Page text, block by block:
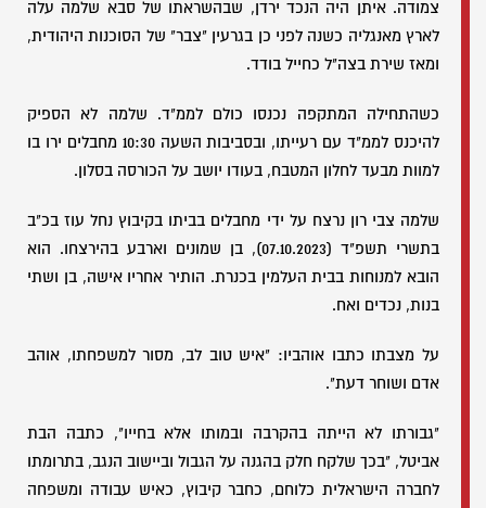
צמודה. איתן היה הנכד ירדן, שבהשראתו של סבא שלמה עלה
לארץ מאנגליה כשנה לפני כן בגרעין "צבר" של הסוכנות היהודית,
ומאז שירת בצה"ל כחייל בודד.
כשהתחילה המתקפה נכנסו כולם לממ"ד. שלמה לא הספיק
להיכנס לממ"ד עם רעייתו, ובסביבות השעה 10:30 מחבלים ירו בו
למוות מבעד לחלון המטבח, בעודו יושב על הכורסה בסלון.
שלמה צבי רון נרצח על ידי מחבלים בביתו בקיבוץ נחל עוז בכ"ב
בתשרי תשפ"ד (07.10.2023), בן שמונים וארבע בהירצחו. הוא
הובא למנוחות בבית העלמין בכנרת. הותיר אחריו אישה, בן ושתי
בנות, נכדים ואח.
על מצבתו כתבו אוהביו: "איש טוב לב, מסור למשפחתו, אוהב
אדם ושוחר דעת".
"גבורתו לא הייתה בהקרבה ובמותו אלא בחייו", כתבה הבת
אביטל, "בכך שלקח חלק בהגנה על הגבול וביישוב הנגב, בתרומתו
לחברה הישראלית כלוחם, כחבר קיבוץ, כאיש עבודה ומשפחה